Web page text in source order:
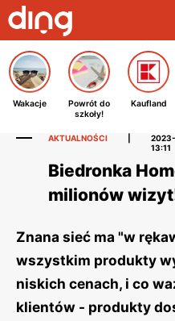
Wakacje
Powrót do
szkoły!
Kaufland
AKTUALNOŚCI
13:11
Biedronka
milionów
Znana sieć ma "w
wszystkim produkty
niskich cenach, i co
klientów - produkty